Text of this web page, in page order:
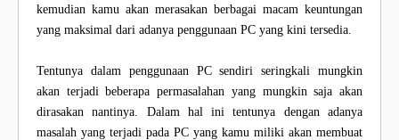
kemudian kamu akan merasakan berbagai macam keuntungan
yang maksimal dari adanya penggunaan PC yang kini tersedia.
Tentunya dalam penggunaan PC sendiri seringkali mungkin
akan terjadi beberapa permasalahan yang mungkin saja akan
dirasakan nantinya. Dalam hal ini tentunya dengan adanya
masalah yang terjadi pada PC yang kamu miliki akan membuat